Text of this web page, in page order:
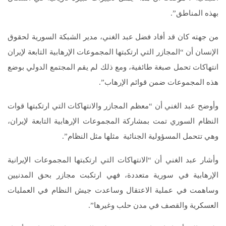
بهذه المناطق”.
من جهته كان قد أفاد فضل عبد الغني، مدير الشبكة السورية لحقوق
الإنسان أن “المجازر التي ارتكبتها المجموعات الإرهابية التابعة لإيران
انتهاكات تحمل صبغة طائفية، ومع ذلك لم يقم المجتمع الدولي بوضع
هذه المجموعات ضمن قوائم الإرهاب”.
وأوضح عبد الغني أن “معظم المجازر والانتهاكات التي ارتكبتها قوات
النظام السوري تمت بمشاركة المجموعات الإرهابية التابعة لإيران،
وهي تتحمل المسؤولية الجنائية مثلها مثل النظام”.
وأشار عبد الغني أن “الانتهاكات التي ارتكبتها المجموعات الإيرانية
الإرهابية في سورية متعددة، فهي ارتكبت مجازر بحق المدنيين
وساهمت في عملية الاعتقال وساعدت جيش النظام في العمليات
العسكرية والقصف في مدن حلب وغيرها”.